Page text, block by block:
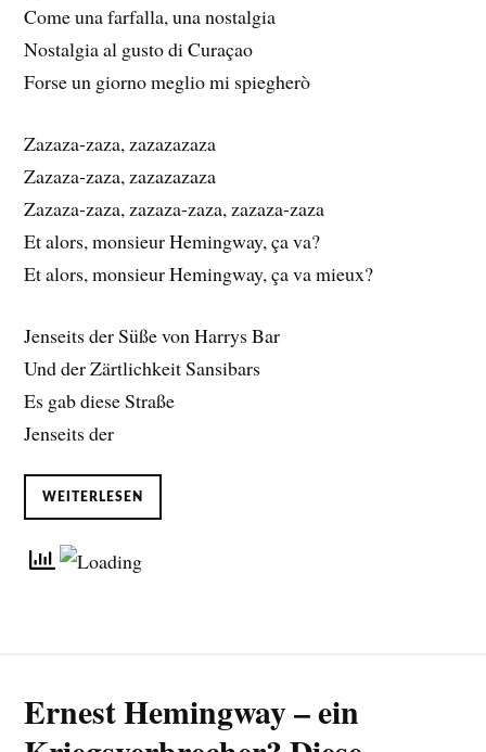
Come una farfalla, una nostalgia
Nostalgia al gusto di Curaçao
Forse un giorno meglio mi spiegherò
Zazaza-zaza, zazazazaza
Zazaza-zaza, zazazazaza
Zazaza-zaza, zazaza-zaza, zazaza-zaza
Et alors, monsieur Hemingway, ça va?
Et alors, monsieur Hemingway, ça va mieux?
Jenseits der Süße von Harrys Bar
Und der Zärtlichkeit Sansibars
Es gab diese Straße
Jenseits der
WEITERLESEN
Ernest Hemingway – ein